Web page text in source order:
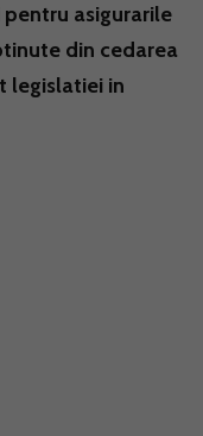
asigurarile
din cedarea
legislatiei in